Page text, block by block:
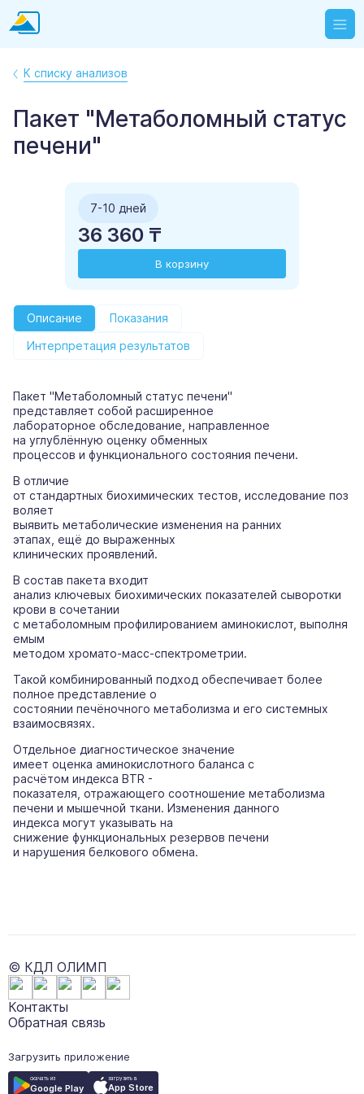
К списку анализов
Пакет "Метаболомный статус
печени"
7-10 дней
36 360 ₸
В корзину
Описание
Показания
Интерпретация результатов
Пакет "Метаболомный статус печени"
представляет собой расширенное
лабораторное обследование, направленное
на углублённую оценку обменных
процессов и функционального состояния печени.
В отличие
от стандартных биохимических тестов, исследование поз
воляет
выявить метаболические изменения на ранних
этапах, ещё до выраженных
клинических проявлений.
В состав пакета входит
анализ ключевых биохимических показателей сыворотки
крови в сочетании
с метаболомным профилированием аминокислот, выполня
емым
методом хромато-масс-спектрометрии.
Такой комбинированный подход обеспечивает более
полное представление о
состоянии печёночного метаболизма и его системных
взаимосвязях.
Отдельное диагностическое значение
имеет оценка аминокислотного баланса с
расчётом индекса BTR -
показателя, отражающего соотношение метаболизма
печени и мышечной ткани. Изменения данного
индекса могут указывать на
снижение функциональных резервов печени
и нарушения белкового обмена.
© КДЛ ОЛИМП
Контакты
Обратная связь
Загрузить приложение
скачать из
Google Play
загрузить в
App Store